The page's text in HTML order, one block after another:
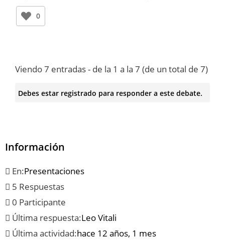
0
Viendo 7 entradas - de la 1 a la 7 (de un total de 7)
Debes estar registrado para responder a este debate.
Información
En:Presentaciones
5 Respuestas
0 Participante
Última respuesta:Leo Vitali
Última actividad:hace 12 años, 1 mes